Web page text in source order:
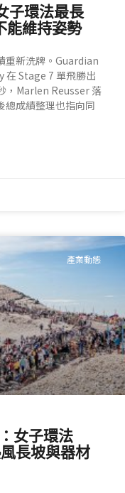
子環法最長
能維持姿勢
重新洗牌。Guardian
Stage 7 單飛勝出
，Marlen Reusser 落
總成績整理也指向同
產業動態
女子環法
長坡與器材